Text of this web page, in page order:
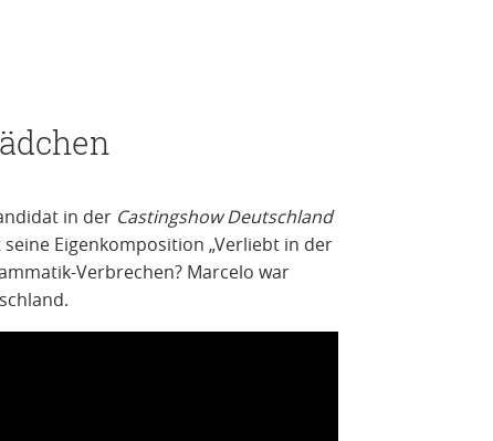
in der Castingshow Deutschland
Eigenkomposition „Verliebt in der
Verbrechen? Marcelo war